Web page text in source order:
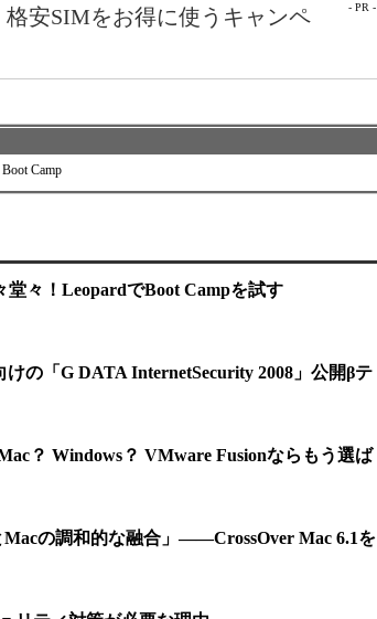
- PR -
格安SIMをお得に使うキャンペ
Boot Camp
堂々！LeopardでBoot Campを試す
の「G DATA InternetSecurity 2008」公開βテ
？ Windows？ VMware Fusionならもう選ば
Macの調和的な融合」――CrossOver Mac 6.1を